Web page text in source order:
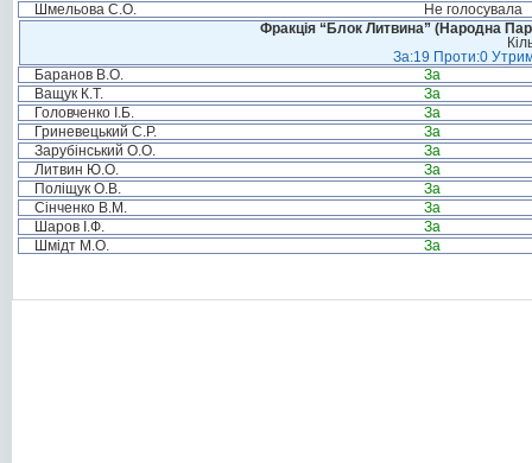
Шмельова С.О.
Не голосувала
Фракція “Блок Литвина” (Народна
За:19 Проти:0
Баранов В.О.
За
Ващук К.Т.
За
Головченко І.Б.
За
Гриневецький С.Р.
За
Зарубінський О.О.
За
Литвин Ю.О.
За
Поліщук О.В.
За
Сінченко В.М.
За
Шаров І.Ф.
За
Шмідт М.О.
За